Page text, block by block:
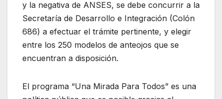
y la negativa de ANSES, se debe concurrir a la
Secretaría de Desarrollo e Integración (Colón
686) a efectuar el trámite pertinente, y elegir
entre los 250 modelos de anteojos que se
encuentran a disposición.
El programa “Una Mirada Para Todos” es una